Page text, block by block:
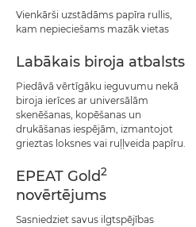
Vienkārši uzstādāms papīra rullis,
kam nepieciešams mazāk vietas
Labākais biroja atbalsts
Piedāvā vērtīgāku ieguvumu nekā
biroja ierīces ar universālām
skenēšanas, kopēšanas un
drukāšanas iespējām, izmantojot
grieztas loksnes vai ruļļveida papīru.
EPEAT Gold2
novērtējums
Sasniedziet savus ilgtspējības